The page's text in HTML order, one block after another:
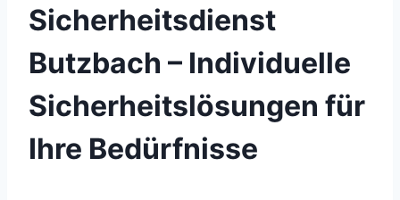
Sicherheitsdienst
Butzbach – Individuelle
Sicherheitslösungen für
Ihre Bedürfnisse